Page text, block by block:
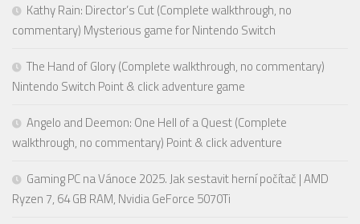
Kathy Rain: Director’s Cut (Complete walkthrough, no
commentary) Mysterious game for Nintendo Switch
The Hand of Glory (Complete walkthrough, no commentary)
Nintendo Switch Point & click adventure game
Angelo and Deemon: One Hell of a Quest (Complete
walkthrough, no commentary) Point & click adventure
Gaming PC na Vánoce 2025. Jak sestavit herní počítač | AMD
Ryzen 7, 64 GB RAM, Nvidia GeForce 5070Ti